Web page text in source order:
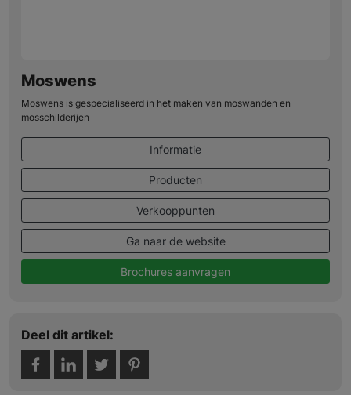
Moswens
Moswens is gespecialiseerd in het maken van moswanden en
mosschilderijen
Informatie
Producten
Verkooppunten
Ga naar de website
Brochures aanvragen
Deel dit artikel: